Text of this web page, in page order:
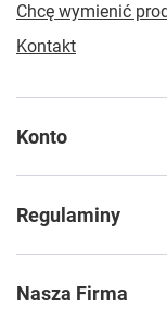
Chcę wymienić
Kontakt
Konto
Regulaminy
Nasza Firma